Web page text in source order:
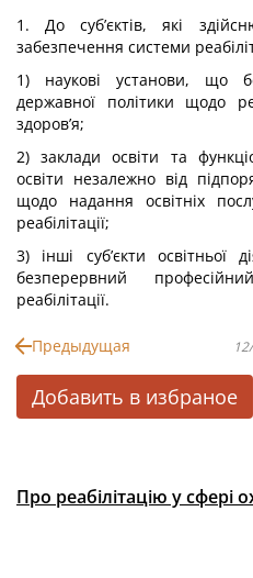
1. До суб’єктів, які
забезпечення системи
1) наукові установи, що
державної політики щодо
здоров’я;
2) заклади освіти та
освіти незалежно від
щодо надання освітніх
реабілітації;
3) інші суб’єкти освітньої
безперервний
реабілітації.
Предыдущая
Добавить в избраное
Про реабілітацію у сфері